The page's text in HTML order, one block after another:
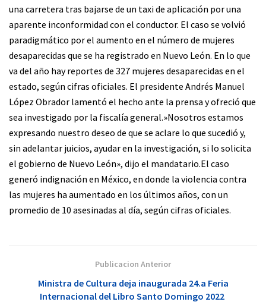
una carretera tras bajarse de un taxi de aplicación por una
aparente inconformidad con el conductor. El caso se volvió
paradigmático por el aumento en el número de mujeres
desaparecidas que se ha registrado en Nuevo León. En lo que
va del año hay reportes de 327 mujeres desaparecidas en el
estado, según cifras oficiales. El presidente Andrés Manuel
López Obrador lamentó el hecho ante la prensa y ofreció que
sea investigado por la fiscalía general.»Nosotros estamos
expresando nuestro deseo de que se aclare lo que sucedió y,
sin adelantar juicios, ayudar en la investigación, si lo solicita
el gobierno de Nuevo León», dijo el mandatario.El caso
generó indignación en México, en donde la violencia contra
las mujeres ha aumentado en los últimos años, con un
promedio de 10 asesinadas al día, según cifras oficiales.
Publicacion Anterior
Ministra de Cultura deja inaugurada 24.a Feria
Internacional del Libro Santo Domingo 2022